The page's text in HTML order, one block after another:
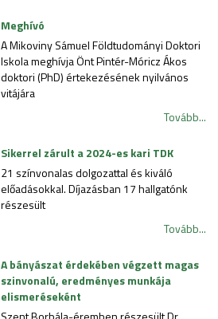
Meghívó
A Mikoviny Sámuel Földtudományi Doktori
Iskola meghívja Önt Pintér-Móricz Ákos
doktori (PhD) értekezésének nyilvános
vitájára
Tovább...
Sikerrel zárult a 2024-es kari TDK
21 színvonalas dolgozattal és kiváló
előadásokkal. Díjazásban 17 hallgatónk
részesült
Tovább...
A bányászat érdekében végzett magas
szinvonalú, eredményes munkája
elismeréseként